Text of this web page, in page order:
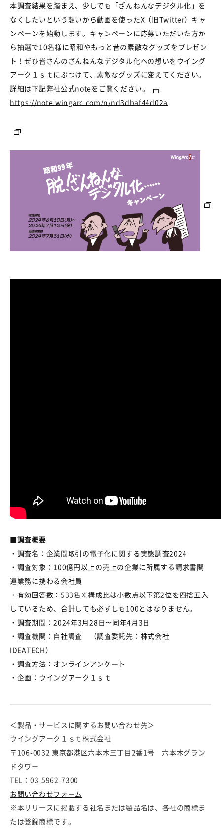
本調査結果を踏まえ、少しでも「ざんねんなデジタル化」を
なくしたいという想いから動画を使ったX （旧Twitter）キャ
ンペーンを始動します。キャンペーンに応募いただいた方か
ら抽選で10名様に昭和やもっと昔の素敵なグッズをプレゼン
ト！ぜひ皆さんのざんねんなデジタル化への想いをウイング
アーク１ｓｔにぶつけて、素敵なグッズに変えてください。
詳細は下記弊社公式noteをご覧ください。
https://note.wingarc.com/n/nd3dbaf44d02a
■調査概要
・調査名：企業間取引の電子化に関する実態調査2024
・調査対象： 100億円以上の売上の企業に所属する請求書関
連業務に携わる会社員
・有効回答数： 533名※構成比は小数点以下第2位を四捨五入
しているため、合計しても必ずしも 100とはなりません。
・調査期間：2024年3月28 日〜同年4月 3日
・調査機関：自社調査 （調査委託先：株式会社
IDEATECH）
・調査方法：オンラインアンケート
・企画：ウイングアーク１ｓｔ
＜製品・サービスに関するお問い合わせ先＞
ウイングアーク１ｓｔ株式会社
〒106-0032 東京都港区六本木三丁目2番1号 六本木グラン
ドタワー
TEL：03-5962-7300
お問い合わせフォーム
※本リリースに掲載する社名または製品名は、各社の商標ま
たは登録商標です。